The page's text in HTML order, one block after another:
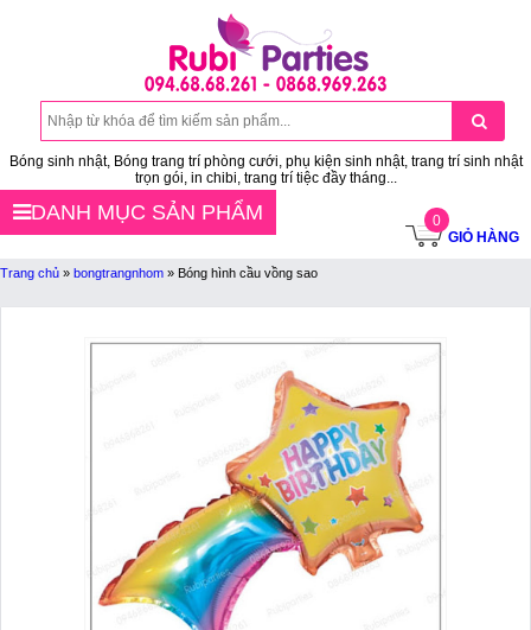
Bóng sinh nhật, Bóng trang trí phòng cưới, phụ kiện sinh nhật, trang trí sinh nhật
trọn gói, in chibi, trang trí tiệc đầy tháng...
0
GIỎ HÀNG
DANH MỤC SẢN PHẨM
Trang chủ » bongtrangnhom » Bóng hình cầu vồng sao